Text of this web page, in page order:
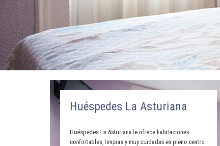
Huéspedes La Asturiana
Huéspedes La Asturiana le ofrece habitaciones
confortables, limpias y muy cuidadas en pleno centro